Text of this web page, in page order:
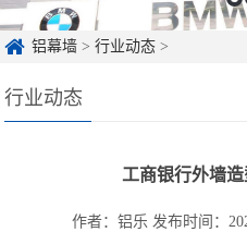
铝幕墙 >行业动态 >
行业动态
工商银行外墙
作者：铝乐 发布时间：